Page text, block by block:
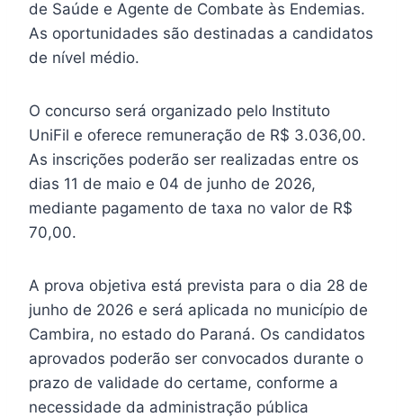
de Saúde e Agente de Combate às Endemias.
As oportunidades são destinadas a candidatos
de nível médio.
O concurso será organizado pelo Instituto
UniFil e oferece remuneração de R$ 3.036,00.
As inscrições poderão ser realizadas entre os
dias 11 de maio e 04 de junho de 2026,
mediante pagamento de taxa no valor de R$
70,00.
A prova objetiva está prevista para o dia 28 de
junho de 2026 e será aplicada no município de
Cambira, no estado do Paraná. Os candidatos
aprovados poderão ser convocados durante o
prazo de validade do certame, conforme a
necessidade da administração pública